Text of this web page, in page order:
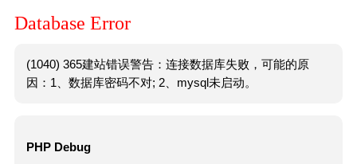
Database Error
(1040) 365建站错误警告：连接数据库失败，可能的原
因：1、数据库密码不对; 2、mysql未启动。
PHP Debug